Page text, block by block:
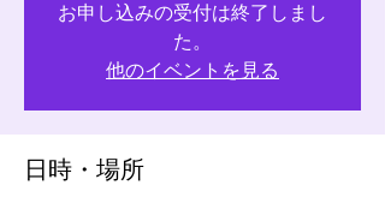
お申し込みの受付は終了しまし
た。
他のイベントを見る
日時・場所